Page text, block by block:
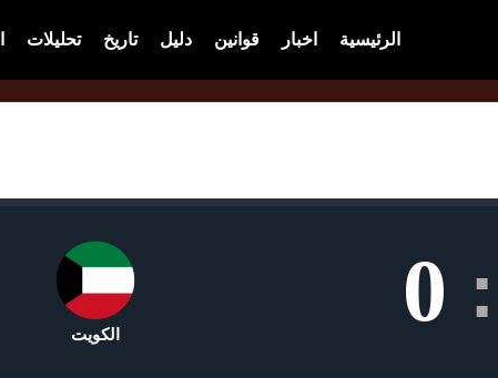
الرئيسية اخبار قوانين دليل تاريخ تحليلات
:
0 الكويت